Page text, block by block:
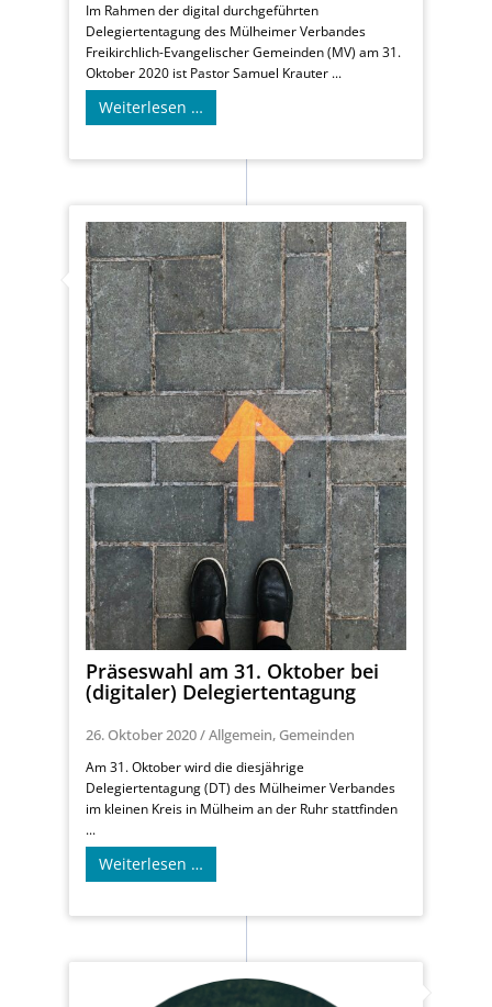
Im Rahmen der digital durchgeführten
Delegiertentagung des Mülheimer Verbandes
Freikirchlich-Evangelischer Gemeinden (MV) am 31.
Oktober 2020 ist Pastor Samuel Krauter ...
Weiterlesen …
Präseswahl am 31. Oktober bei
(digitaler) Delegiertentagung
26. Oktober 2020/Allgemein, Gemeinden
Am 31. Oktober wird die diesjährige
Delegiertentagung (DT) des Mülheimer Verbandes
im kleinen Kreis in Mülheim an der Ruhr stattfinden
...
Weiterlesen …